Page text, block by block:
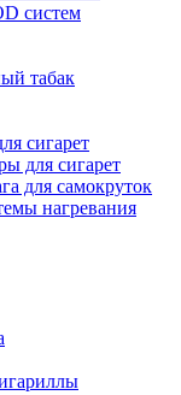
систем
табак
сигарет
для сигарет
для самокруток
нагревания